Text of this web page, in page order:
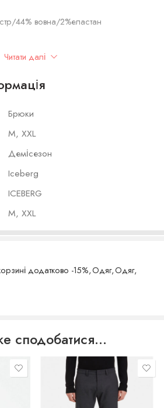
44% вовна/2%еластан
Читати далі
Брюки
M, XXL
Демісезон
Iceberg
ICEBERG
M, XXL
додатково -15%,Одяг,Одяг,
сподобатися…